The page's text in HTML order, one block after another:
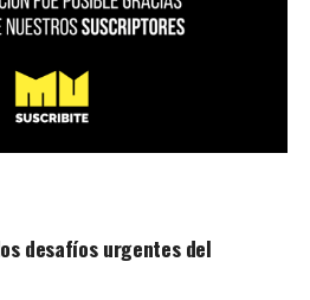
desafíos urgentes del